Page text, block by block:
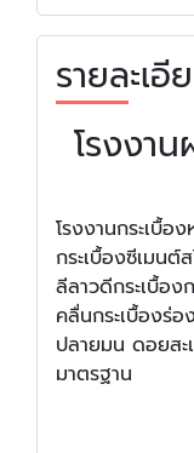
รายละเ
โรงงา
โรงงานกระเบื้อ
กระเบื้องซีเมนต์
ลีลาวดีกระเบื้อง
คลื่นกระเบื้องร่อ
ปลายมน ดอยสะ
มาตรฐาน